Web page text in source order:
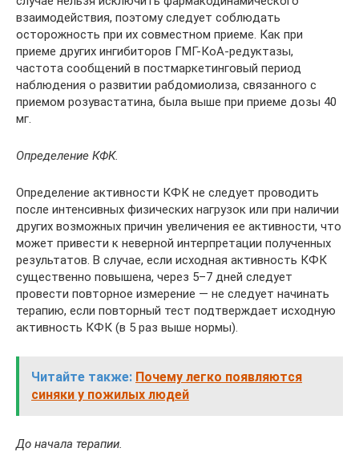
взаимодействия, поэтому следует соблюдать
осторожность при их совместном приеме. Как при
приеме других ингибиторов ГМГ-КоА-редуктазы,
частота сообщений в постмаркетинговый период
наблюдения о развитии рабдомиолиза, связанного с
приемом розувастатина, была выше при приеме дозы 40
мг.
Определение КФК.
Определение активности КФК не следует проводить
после интенсивных физических нагрузок или при наличии
других возможных причин увеличения ее активности, что
может привести к неверной интерпретации полученных
результатов. В случае, если исходная активность КФК
существенно повышена, через 5–7 дней следует
провести повторное измерение — не следует начинать
терапию, если повторный тест подтверждает исходную
активность КФК (в 5 раз выше нормы).
Читайте также: Почему легко появляются
синяки у пожилых людей
До начала терапии.